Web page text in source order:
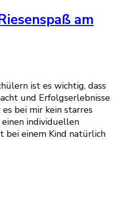
am
ist es wichtig, dass
und Erfolgserlebnisse
bei mir kein starres
individuellen
bei einem Kind natürlich